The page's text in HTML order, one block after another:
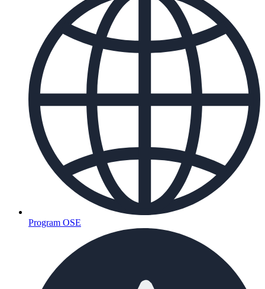
Program OSE